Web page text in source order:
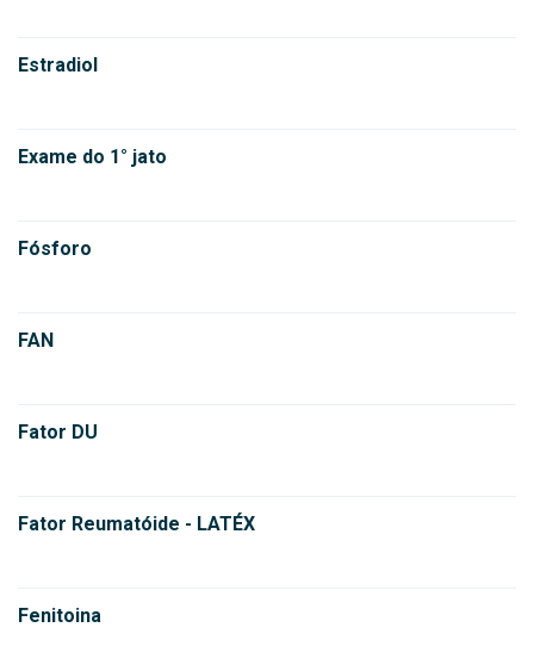
Estradiol
Exame do 1° jato
Fósforo
FAN
Fator DU
Fator Reumatóide - LATÉX
Fenitoina